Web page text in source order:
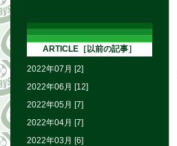
ARTICLE［以前の記事］
2022年07月 [2]
2022年06月 [12]
2022年05月 [7]
2022年04月 [7]
2022年03月 [6]